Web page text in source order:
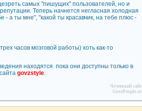
самых "пишущих" пользователей, но и
Теперь начнется негласная холодная
а ты мне", "какой ты красавчик, на тебе плюс -
часов мозговой работы) хоть как-то
находятся. пока они доступны только в
govzstyle.
Чеченский сайт
GovzPeople.ru